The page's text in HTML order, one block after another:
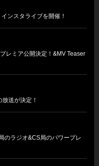
ンスタライブを開催！
レミア公開決定！&MV Teaser
送が決定！
のラジオ&CS局のパワープレ